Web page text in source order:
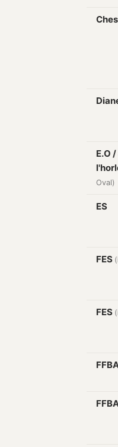
E.O
Oval)
ES
FES
FES